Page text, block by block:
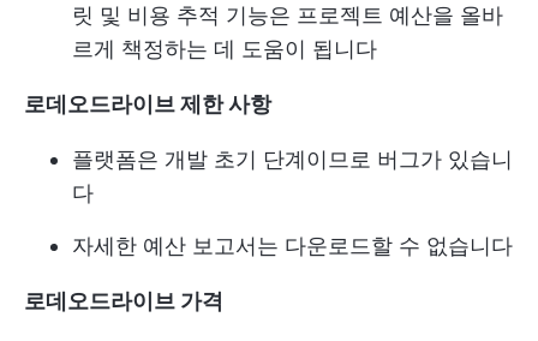
릿 및 비용 추적 기능은 프로젝트 예산을 올바
르게 책정하는 데 도움이 됩니다
로데오드라이브 제한 사항
플랫폼은 개발 초기 단계이므로 버그가 있습니
다
자세한 예산 보고서는 다운로드할 수 없습니다
로데오드라이브 가격